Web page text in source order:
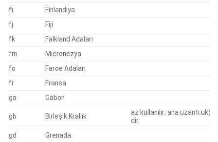
.fi
Finlandiya
.fj
Fiji
.fk
Falkland Adaları
.fm
Micronezya
.fo
Faroe Adaları
.fr
Fransa
.ga
Gabon
.gb Birleşik Krallık
az kullanılır; ana uzantı.uk)
dir.
.gd
Grenada